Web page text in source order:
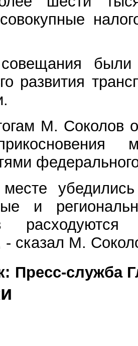
были
развития
М. Соколов
и
- сказал М.
Пресс-служба
и